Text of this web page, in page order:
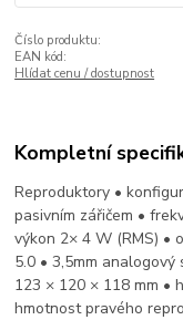
Číslo produktu:
EAN kód:
Hlídat cenu / dostupnost
Kompletní
Reproduktory •
pasivním zářičem •
výkon 2× 4 W (RMS) •
5.0 • 3,5mm
123 × 120 × 118 mm •
hmotnost pravého